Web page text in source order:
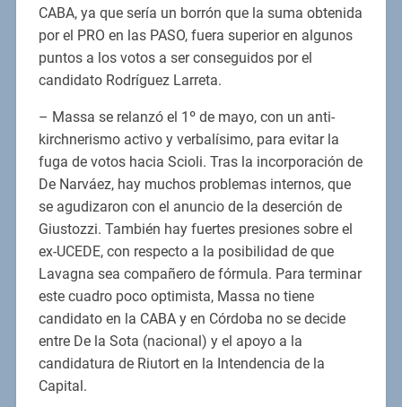
CABA, ya que sería un borrón que la suma obtenida
por el PRO en las PASO, fuera superior en algunos
puntos a los votos a ser conseguidos por el
candidato Rodríguez Larreta.
– Massa se relanzó el 1º de mayo, con un anti-
kirchnerismo activo y verbalísimo, para evitar la
fuga de votos hacia Scioli. Tras la incorporación de
De Narváez, hay muchos problemas internos, que
se agudizaron con el anuncio de la deserción de
Giustozzi. También hay fuertes presiones sobre el
ex-UCEDE, con respecto a la posibilidad de que
Lavagna sea compañero de fórmula. Para terminar
este cuadro poco optimista, Massa no tiene
candidato en la CABA y en Córdoba no se decide
entre De la Sota (nacional) y el apoyo a la
candidatura de Riutort en la Intendencia de la
Capital.